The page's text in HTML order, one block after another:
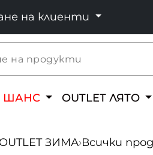
на клиенти
на продукти
ШАНС OUTLET ЛЯТО
OUTLET ЗИМА›Всички